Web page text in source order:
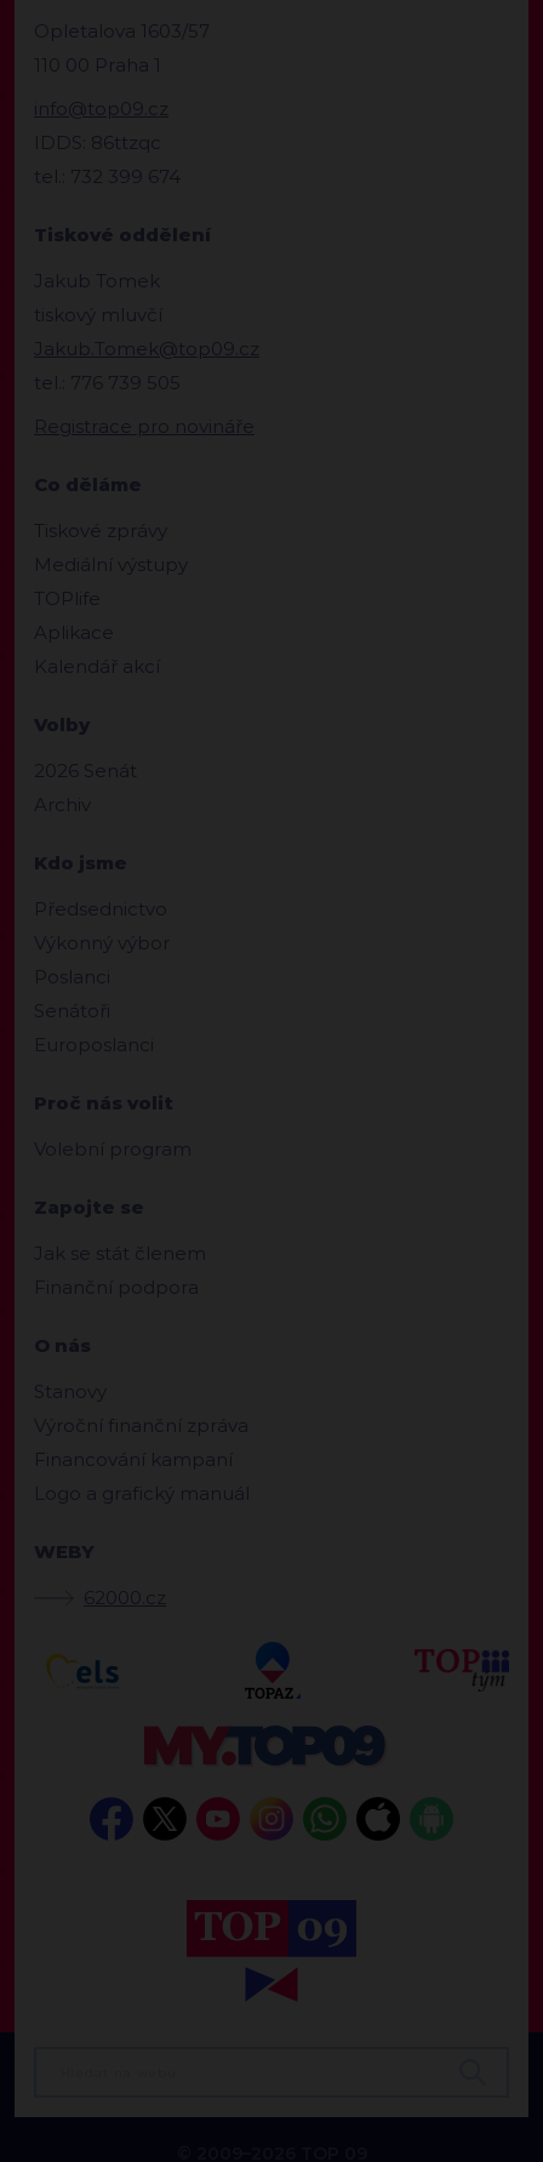
Opletalova 1603/57
110 00 Praha 1
info@top09.cz
IDDS: 86ttzqc
tel.: 732 399 674
Tiskové oddělení
Jakub Tomek
tiskový mluvčí
Jakub.Tomek@top09.cz
tel.: 776 739 505
Registrace pro novináře
Co děláme
Tiskové zprávy
Mediální výstupy
TOPlife
Aplikace
Kalendář akcí
Volby
2026 Senát
Archiv
Kdo jsme
Předsednictvo
Výkonný výbor
Poslanci
Senátoři
Europoslanci
Proč nás volit
Volební program
Zapojte se
Jak se stát členem
Finanční podpora
O nás
Stanovy
Výroční finanční zpráva
Financování kampaní
Logo a grafický manuál
WEBY
62000.cz